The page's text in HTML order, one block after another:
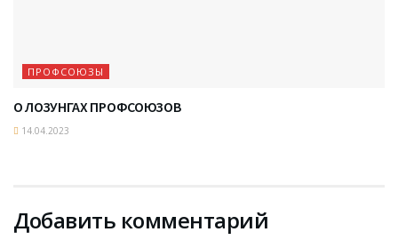
ПРОФСОЮЗЫ
О ЛОЗУНГАХ ПРОФСОЮЗОВ
14.04.2023
Добавить комментарий